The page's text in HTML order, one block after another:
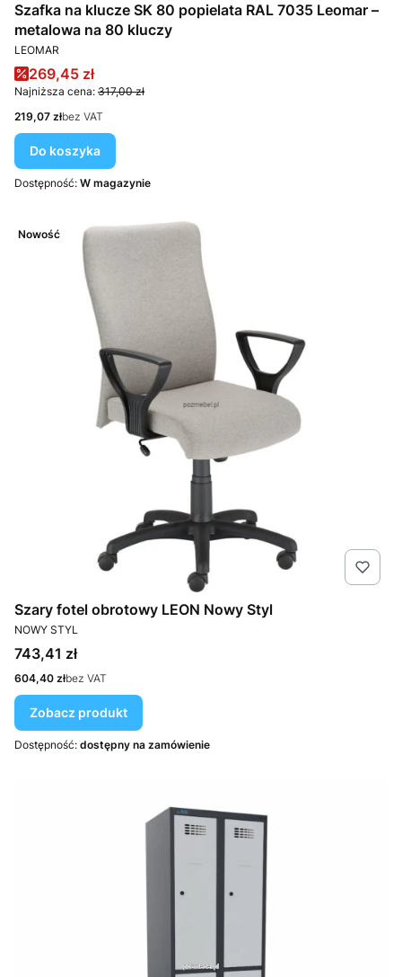
Szafka na klucze SK 80 popielata RAL 7035 Leomar –
metalowa na 80 kluczy
PRODUCENT
LEOMAR
Cena promocyjna
269,45 zł
Najniższa cena: 317,00 zł
Cena
219,07 złbez VAT
Do koszyka
Dostępność: W magazynie
Nowość
Szary fotel obrotowy LEON Nowy Styl
PRODUCENT
NOWY STYL
Cena
743,41 zł
Cena
604,40 złbez VAT
Zobacz produkt
Dostępność: dostępny na zamówienie